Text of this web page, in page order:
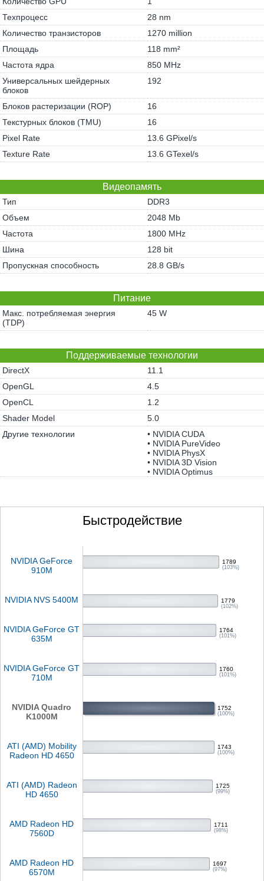
Техпроцесс
28 nm
Количество транзисторов
1270 million
Площадь
118 mm²
Частота ядра
850 MHz
Универсальных шейдерных
блоков
192
Блоков растеризации (ROP)
16
Текстурных блоков (TMU)
16
Pixel Rate
13.6 GPixel/s
Texture Rate
13.6 GTexel/s
Видеопамять
Тип
DDR3
Объем
2048 Mb
Частота
1800 MHz
Шина
128 bit
Пропускная способность
28.8 GB/s
Питание
Макс. потребляемая энергия
(TDP)
45 W
Поддерживаемые технологии
DirectX
11.1
OpenGL
4.5
OpenCL
1.2
Shader Model
5.0
Другие технологии
• NVIDIA CUDA
• NVIDIA PureVideo
• NVIDIA PhysX
• NVIDIA 3D Vision
• NVIDIA Optimus
Быстродействие
NVIDIA GeForce
910M
1789
(103%)
NVIDIA NVS 5400M 1779
(102%)
NVIDIA GeForce GT
635M
1764
(101%)
NVIDIA GeForce GT
710M
1760
(101%)
NVIDIA Quadro
K1000M
1752
(100%)
ATI (AMD) Mobility
Radeon HD 4650
1743
(100%)
ATI (AMD) Radeon
HD 4650
1725
(99%)
AMD Radeon HD
7560D
1711
(98%)
AMD Radeon HD
6570M
1697
(97%)